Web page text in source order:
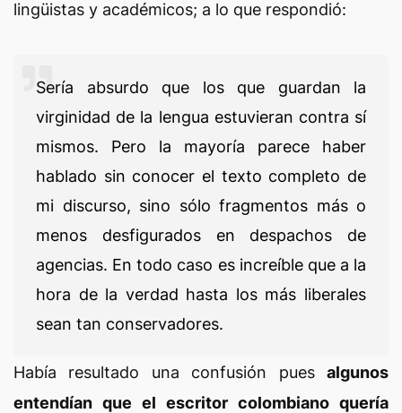
lingüistas y académicos; a lo que respondió:
Sería absurdo que los que guardan la
virginidad de la lengua estuvieran contra sí
mismos. Pero la mayoría parece haber
hablado sin conocer el texto completo de
mi discurso, sino sólo fragmentos más o
menos desfigurados en despachos de
agencias. En todo caso es increíble que a la
hora de la verdad hasta los más liberales
sean tan conservadores.
Había resultado una confusión pues algunos
entendían que el escritor colombiano quería